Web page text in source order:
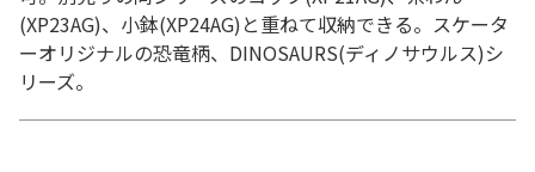
(XP23AG)、小鉢(XP24AG)と重ねて収納できる。スケータ
ーオリジナルの恐竜柄、DINOSAURS(ディノサウルス)シ
リーズ。